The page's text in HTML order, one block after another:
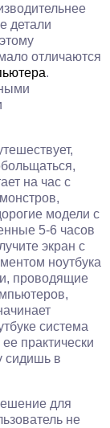
детали
отличаются
.
на час с
модели с
5-6 часов
экран с
ноутбука
проводящие
система
практически
сидишь в
для
не